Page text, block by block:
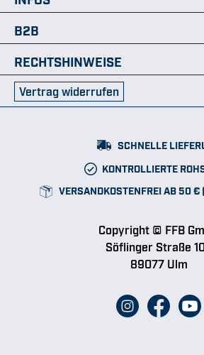
B2B
RECHTSHINWEISE
Vertrag widerrufen
SCHNELLE
KONTROLLIERTE
VERSANDKOSTENFREI AB 50 €
Copyright © FFB
Söflinger Straße
89077 Ulm